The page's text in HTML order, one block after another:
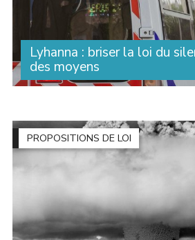
Lyhanna : briser la loi du
des moyens
Des milliers de personnes se sont
protège réellement les (...)
PROPOSITIONS DE LOI